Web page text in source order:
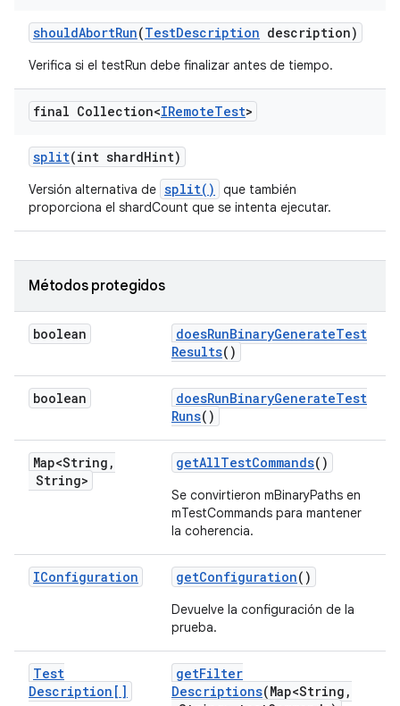
shouldAbortRun(TestDescription description)
Verifica si el testRun debe finalizar antes de tiempo.
final Collection<IRemoteTest>
split(int shardHint)
Versión alternativa de split()
que también
proporciona el shardCount que se intenta ejecutar.
Métodos protegidos
boolean doesRunBinaryGenerateTest
Results()
boolean doesRunBinaryGenerateTest
Runs()
Map<String ,
String>
getAllTestCommands()
Se convirtieron mBinaryPaths en
mTestCommands para mantener
la coherencia.
IConfiguration getConfiguration()
Devuelve la configuración de la
prueba.
Test
Description[]
getFilter
Descriptions(Map<String ,